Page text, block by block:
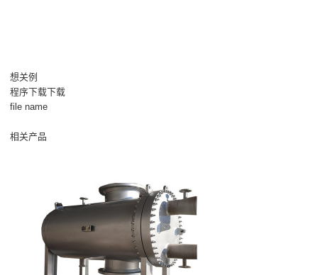
想关例
程序下载下载
file name
相关产品